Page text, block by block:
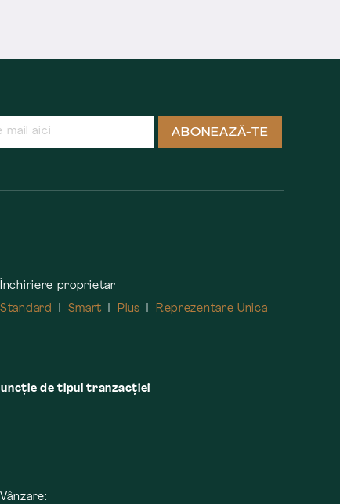
ABONEAZĂ-TE
Închiriere proprietar
Standard
Smart Plus Reprezentare Unica
de tipul tranzacției
Vânzare: